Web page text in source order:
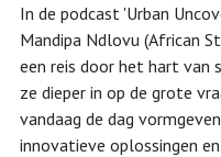
In de podcast 'Urban
Mandipa Ndlovu (African
een reis door het hart
ze dieper in op de grote
vandaag de dag
innovatieve oplossingen